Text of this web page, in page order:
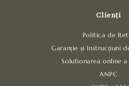
Clienți
Politica de
Garanție și Instrucțiuni
Solutionarea online
ANPC